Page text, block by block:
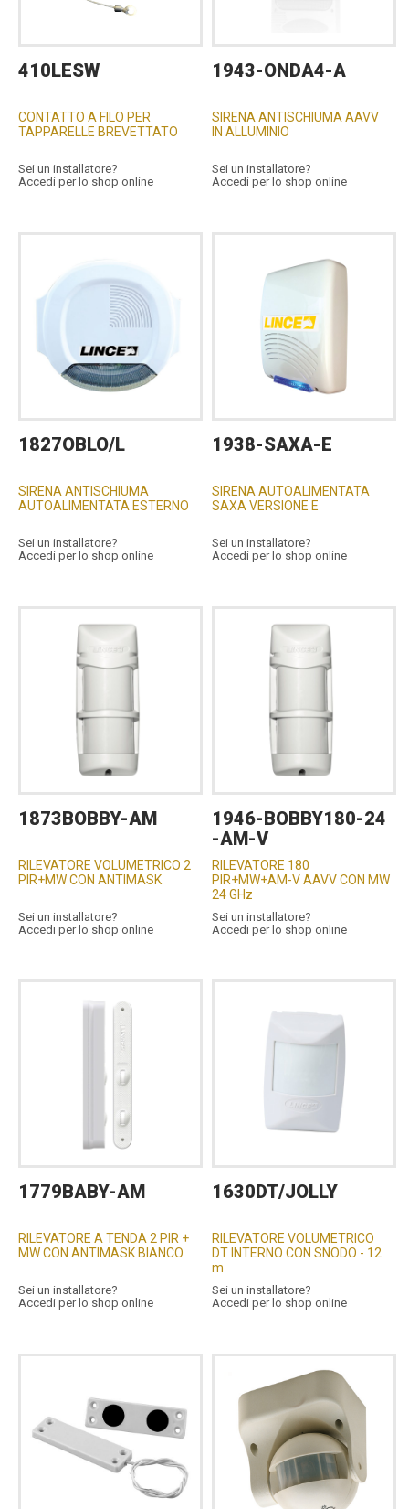
410LESW
CONTATTO A FILO PER
TAPPARELLE BREVETTATO
Sei un installatore?
Accedi per lo shop online
1943-ONDA4-A
SIRENA ANTISCHIUMA AAVV
IN ALLUMINIO
Sei un installatore?
Accedi per lo shop online
1827OBLO/L
SIRENA ANTISCHIUMA
AUTOALIMENTATA ESTERNO
Sei un installatore?
Accedi per lo shop online
1938-SAXA-E
SIRENA AUTOALIMENTATA
SAXA VERSIONE E
Sei un installatore?
Accedi per lo shop online
1873BOBBY-AM
RILEVATORE VOLUMETRICO 2
PIR+MW CON ANTIMASK
Sei un installatore?
Accedi per lo shop online
1946-BOBBY180-24
-AM-V
RILEVATORE 180
PIR+MW+AM-V AAVV CON MW
24 GHz
Sei un installatore?
Accedi per lo shop online
1779BABY-AM
RILEVATORE A TENDA 2 PIR +
MW CON ANTIMASK BIANCO
Sei un installatore?
Accedi per lo shop online
1630DT/JOLLY
RILEVATORE VOLUMETRICO
DT INTERNO CON SNODO - 12
m
Sei un installatore?
Accedi per lo shop online